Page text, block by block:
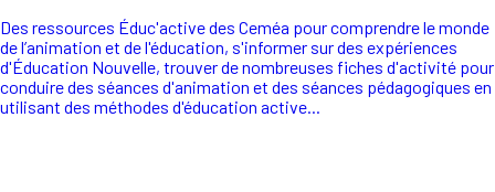
Des ressources Éduc'active des Ceméa pour comprendre le monde
de l’animation et de l'éducation, s'informer sur des expériences
d'Éducation Nouvelle, trouver de nombreuses fiches d'activité pour
conduire des séances d'animation et des séances pédagogiques en
utilisant des méthodes d'éducation active...